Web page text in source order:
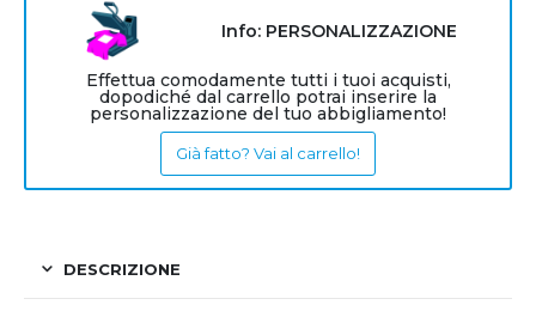
Info: PERSONALIZZAZIONE
Effettua comodamente tutti i tuoi acquisti,
dopodiché dal carrello potrai inserire la
personalizzazione del tuo abbigliamento!
Già fatto? Vai al carrello!
DESCRIZIONE